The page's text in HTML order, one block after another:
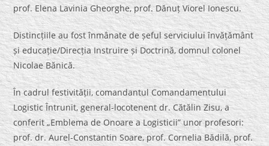
prof. Elena Lavinia Gheorghe, prof. Dănuț Viorel Ionescu.
Distincțiile au fost înmânate de șeful serviciului învățământ
și educație/Direcția Instruire și Doctrină, domnul colonel
Nicolae Bănică.
În cadrul festivității, comandantul Comandamentului
Logistic Întrunit, general-locotenent dr. Cătălin Zisu, a
conferit „Emblema de Onoare a Logisticii” unor profesori:
prof. dr. Aurel-Constantin Soare, prof. Cornelia Bădilă, prof.